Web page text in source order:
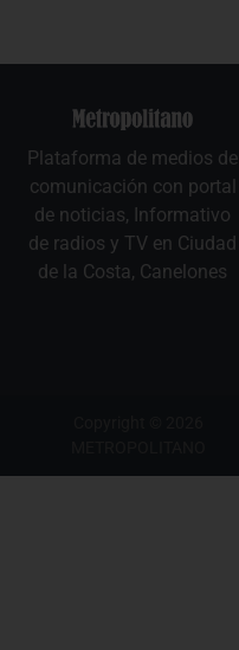
Plataforma de medios de
comunicación con portal
de noticias, Informativo
de radios y TV en Ciudad
de la Costa, Canelones